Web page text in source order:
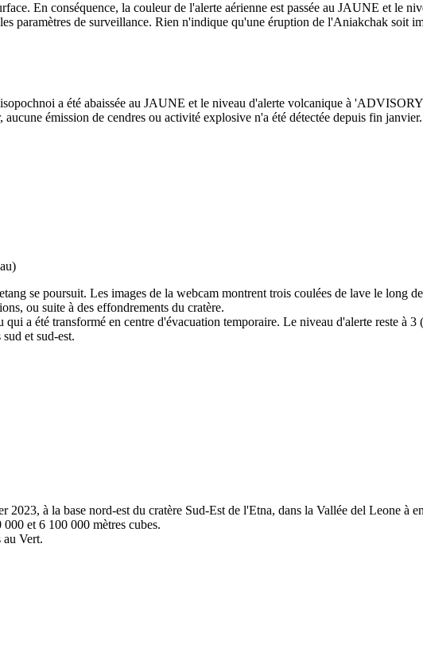
En conséquence, la couleur de l'alerte aérienne est passée au JAUNE et le
paramètres de surveillance. Rien n'indique qu'une éruption de l'Aniakchak soit
a été abaissée au JAUNE et le niveau d'alerte volcanique à
émission de cendres ou activité explosive n'a été détectée depuis fin janvier.
se poursuit. Les images de la webcam montrent trois coulées de lave le long
ou suite à des effondrements du cratère.
a été transformé en centre d'évacuation temporaire. Le niveau d'alerte reste à
et sud-est.
à la base nord-est du cratère Sud-Est de l'Etna, dans la Vallée del Leone à
et 6 100 000 mètres cubes.
au Vert.